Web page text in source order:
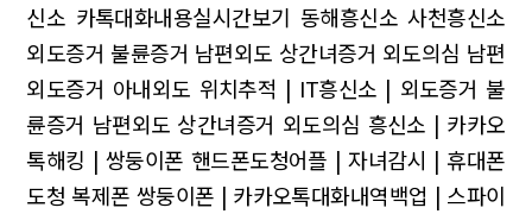
신소 카톡대화내용실시간보기 동해흥신소 사천흥신소
외도증거 불륜증거 남편외도 상간녀증거 외도의심 남편
외도증거 아내외도 위치추적 | IT흥신소 | 외도증거 불
륜증거 남편외도 상간녀증거 외도의심 흥신소 | 카카오
톡해킹 | 쌍둥이폰 핸드폰도청어플 | 자녀감시 | 휴대폰
도청 복제폰 쌍둥이폰 | 카카오톡대화내역백업 | 스파이